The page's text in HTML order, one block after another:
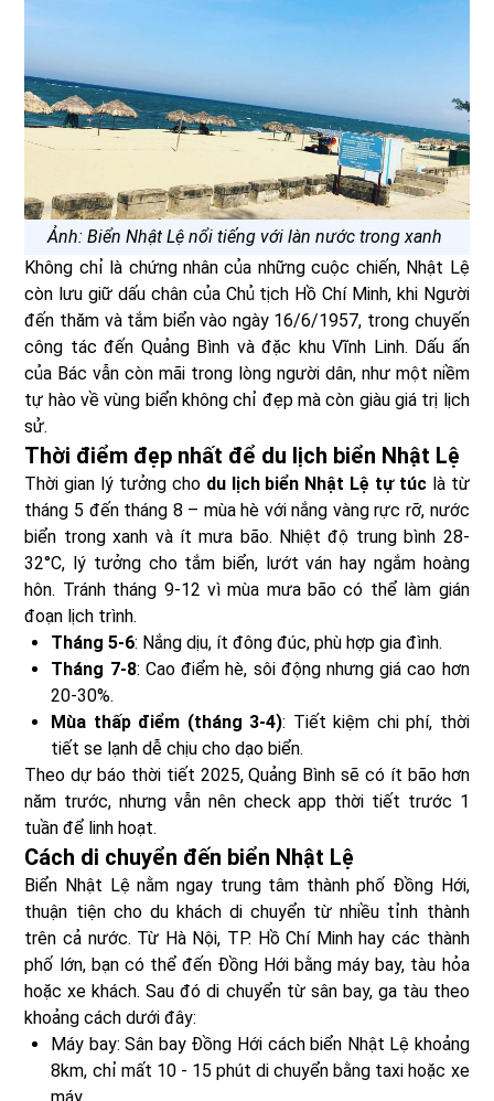
Ảnh: Biển Nhật Lệ nổi tiếng với làn nước trong xanh
Không chỉ là chứng nhân của những cuộc chiến, Nhật Lệ
còn lưu giữ dấu chân của Chủ tịch Hồ Chí Minh, khi Người
đến thăm và tắm biển vào ngày 16/6/1957, trong chuyến
công tác đến Quảng Bình và đặc khu Vĩnh Linh. Dấu ấn
của Bác vẫn còn mãi trong lòng người dân, như một niềm
tự hào về vùng biển không chỉ đẹp mà còn giàu giá trị lịch
sử.
Thời điểm đẹp nhất để du lịch biển Nhật Lệ
Thời gian lý tưởng cho du lịch biển Nhật Lệ tự túclà từ
tháng 5 đến tháng 8 – mùa hè với nắng vàng rực rỡ, nước
biển trong xanh và ít mưa bão. Nhiệt độ trung bình 28-
32°C, lý tưởng cho tắm biển, lướt ván hay ngắm hoàng
hôn. Tránh tháng 9-12 vì mùa mưa bão có thể làm gián
đoạn lịch trình.
Tháng 5-6: Nắng dịu, ít đông đúc, phù hợp gia đình.
Tháng 7-8: Cao điểm hè, sôi động nhưng giá cao hơn
20-30%.
Mùa thấp điểm (tháng 3-4): Tiết kiệm chi phí, thời
tiết se lạnh dễ chịu cho dạo biển.
Theo dự báo thời tiết 2025, Quảng Bình sẽ có ít bão hơn
năm trước, nhưng vẫn nên check app thời tiết trước 1
tuần để linh hoạt.
Cách di chuyển đến biển Nhật Lệ
Biển Nhật Lệ nằm ngay trung tâm thành phố Đồng Hới,
thuận tiện cho du khách di chuyển từ nhiều tỉnh thành
trên cả nước. Từ Hà Nội, TP. Hồ Chí Minh hay các thành
phố lớn, bạn có thể đến Đồng Hới bằng máy bay, tàu hỏa
hoặc xe khách. Sau đó di chuyển từ sân bay, ga tàu theo
khoảng cách dưới đây:
Máy bay: Sân bay Đồng Hới cách biển Nhật Lệ khoảng
8km, chỉ mất 10 - 15 phút di chuyển bằng taxi hoặc xe
máy.